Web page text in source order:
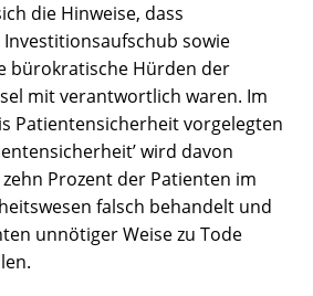
die Hinweise, dass
sowie
bürokratische Hürden der
mit verantwortlich waren. Im
Patientensicherheit vorgelegten
wird davon
Prozent der Patienten im
falsch behandelt und
unnötiger Weise zu Tode